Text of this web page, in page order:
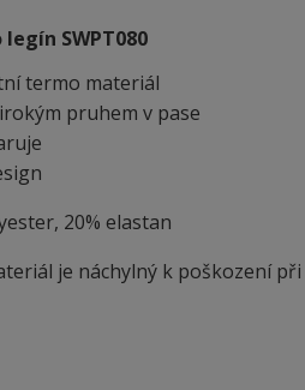
SWPT080
termo materiál
pruhem v pase
20% elastan
je náchylný k poškození